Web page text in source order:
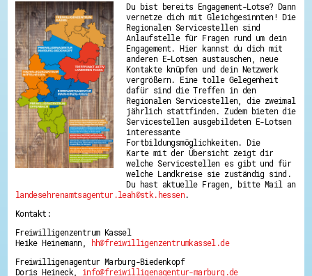
Du bist bereits Engagement-Lotse? Dann
vernetze dich mit Gleichgesinnten! Die
Regionalen Servicestellen sind
Anlaufstelle für Fragen rund um dein
Engagement. Hier kannst du dich mit
anderen E-Lotsen austauschen, neue
Kontakte knüpfen und dein Netzwerk
vergrößern. Eine tolle Gelegenheit
dafür sind die Treffen in den
Regionalen Servicestellen, die zweimal
jährlich stattfinden. Zudem bieten die
Servicestellen ausgebildeten E-Lotsen
interessante
Fortbildungsmöglichkeiten. Die
Karte mit der Übersicht zeigt dir
welche Servicestellen es gibt und für
welche Landkreise sie zuständig sind.
Du hast aktuelle Fragen, bitte Mail an
landesehrenamtsagentur.leah@stk.hessen.
Kontakt:
Freiwilligenzentrum Kassel
Heike Heinemann,
hh@freiwilligenzentrumkassel.de
Freiwilligenagentur Marburg-Biedenkopf
Doris Heineck, info@freiwilligenagentur-marburg.de